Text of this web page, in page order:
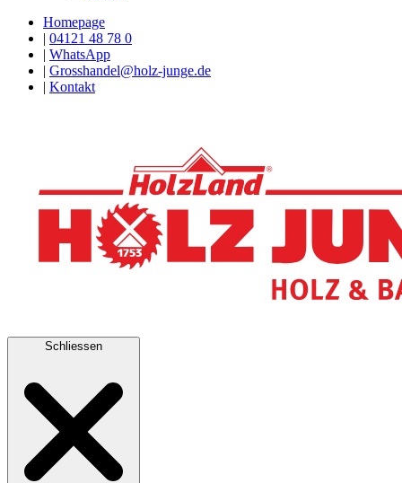
Homepage
| 04121 48 78 0
| WhatsApp
| Grosshandel@holz-junge.de
| Kontakt
Schliessen